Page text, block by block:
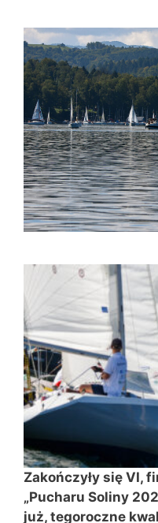
Zakończyły się VI,
„Pucharu Soliny
już, tegoroczne